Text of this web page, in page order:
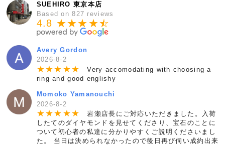
SUEHIRO 東京本店
Based on 827 reviews
4.8 ★★★★★
☆
Avery Gordon
2026-8-2
★★★ ★★
Very accomodating with choosing a
ring and good englishy
Momoko Yamanouchi
2026-8-2
★★★ ★★
岩瀬店長にご対応いただきました。入荷
したてのダイヤモンドを見せてくださり、宝石のことに
ついて初心者の私達に分かりやすくご説明くださいまし
た。 当日は決められなかったので後日再び伺い成約出来